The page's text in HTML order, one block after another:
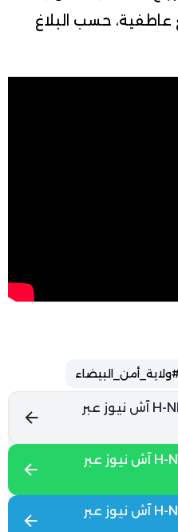
عاطفية، حسب البلاغ
تابع آخر الأخبار من H-NEWS آش نيوز عبر
تابع آخر الأخبار من H-NEWS آش نيوز عبر
تابع آخر الأخبار من H-NEWS آش نيوز عبر